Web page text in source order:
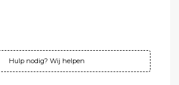
Hulp nodig? Wij helpen